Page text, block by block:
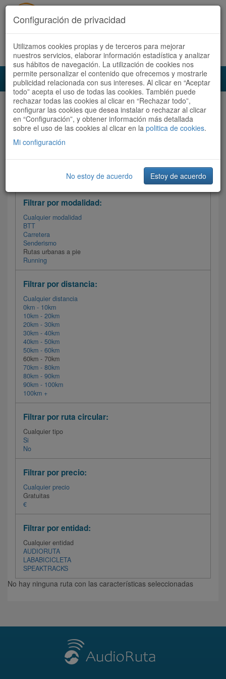
Acceder Registrate ahora Español | Català
Audioruta Todas las rutas
Todas las rutas
Ordenar por: Más recientes /
Filtrar las rutas
Filtrar por modalidad:
Cualquier modalidad
BTT
Carretera
Senderismo
Rutas urbanas a pie
Running
Filtrar por distancia:
Cualquier distancia
0km - 10km
10km - 20km
20km - 30km
30km - 40km
40km - 50km
50km - 60km
60km - 70km
70km - 80km
80km - 90km
90km - 100km
100km +
Filtrar por ruta circular:
Cualquier tipo
Si
No
Filtrar por precio:
Cualquier precio
Gratuitas
€
Filtrar por entidad:
Cualquier entidad
AUDIORUTA
LABABICICLETA
SPEAKTRACKS
No hay ninguna ruta con las características seleccionadas
Configuración de privacidad
Utilizamos cookies propias y de terceros para mejorar
nuestros servicios, elaborar información estadística y analizar
sus hábitos de navegación. La utilización de cookies nos
permite personalizar el contenido que ofrecemos y mostrarle
publicidad relacionada con sus intereses. Al clicar en “Aceptar
todo” acepta el uso de todas las cookies. También puede
rechazar todas las cookies al clicar en “Rechazar todo”,
configurar las cookies que desea instalar o rechazar al clicar
en “Configuración”, y obtener información más detallada
sobre el uso de las cookies al clicar en la politica de cookies.
Mi configuración
No estoy de acuerdo Estoy de acuerdo